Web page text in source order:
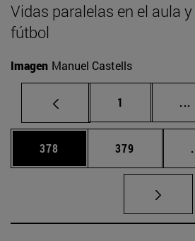
Vidas paralelas en el aula
fútbol
Imagen Manuel Castells
Página
1 ...
Página
378 Página
379